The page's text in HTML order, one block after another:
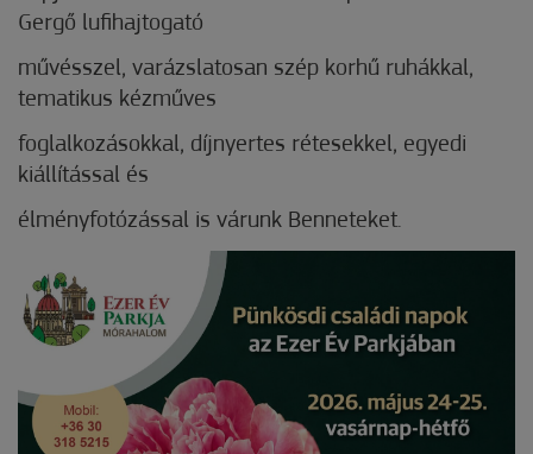
Gergő lufihajtogató
művésszel, varázslatosan szép korhű ruhákkal,
tematikus kézműves
foglalkozásokkal, díjnyertes rétesekkel, egyedi
kiállítással és
élményfotózással is várunk Benneteket.